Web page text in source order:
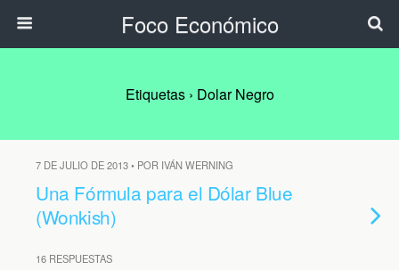
Foco Económico
Etiquetas › Dolar Negro
7 DE JULIO DE 2013 • POR IVÁN WERNING
Una Fórmula para el Dólar Blue
(Wonkish)
16 RESPUESTAS